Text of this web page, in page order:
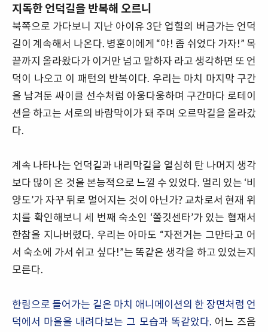
지독한 언덕길을 반복해 오르니
북쪽으로 가다보니 지난 아이유 3단 업힐의 버금가는 언덕
길이 계속해서 나온다. 병훈이에게 “야! 좀 쉬었다 가자!” 목
끝까지 올라왔다가 이거만 넘고 말하자 라고 생각하면 또 언
덕이 나오고 이 패턴의 반복이다. 우리는 마치 마지막 구간
을 남겨둔 싸이클 선수처럼 아웅다웅하며 구간마다 로테이
션을 하고는 서로의 바람막이가 돼 주며 오르막길을 올라갔
다.
계속 나타나는 언덕길과 내리막길을 열심히 탄 나머지 생각
보다 많이 온 것을 본능적으로 느낄 수 있었다. 멀리 있는 ‘비
양도’가 자꾸 뒤로 멀어지는 것이 아닌가? 교차로서 현재 위
치를 확인해보니 세 번째 숙소인 ‘쫄깃센타’가 있는 협재서
한참을 지나버렸다. 우리는 아마도 “자전거는 그만타고 어
서 숙소에 가서 쉬고 싶다!”는 똑같은 생각을 하고 있었는지
모른다.
한림으로 들어가는 길은 마치 애니메이션의 한 장면처럼 언
덕에서 마을을 내려다보는 그 모습과 똑같았다. 어느 즈음